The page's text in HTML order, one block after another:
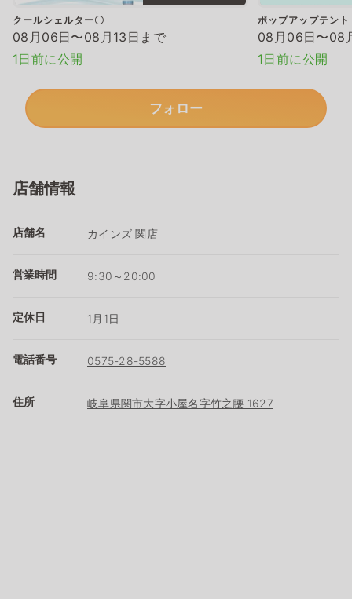
クールシェルター〇
08月06日〜08月13日まで
1日前に公開
ポップアップテント
08月06日〜08
1日前に公開
フォロー
店舗情報
店舗名 カインズ 関店
営業時間 9:30～20:00
定休日 1月1日
電話番号 0575-28-5588
住所 岐阜県関市大字小屋名字竹之腰 1627